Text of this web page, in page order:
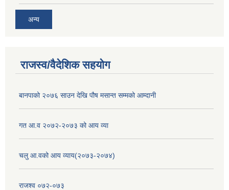
अन्य
राजस्व/वैदेशिक सहयोग
बानपाको २०७६ साउन देखि पौष मसान्त सम्मको आम्दानी
गत आ.व २०७२-२०७३ को आय व्या
चलु आ.वको आय व्याय(२०७३-२०७४)
राजश्व ०७२-०७३